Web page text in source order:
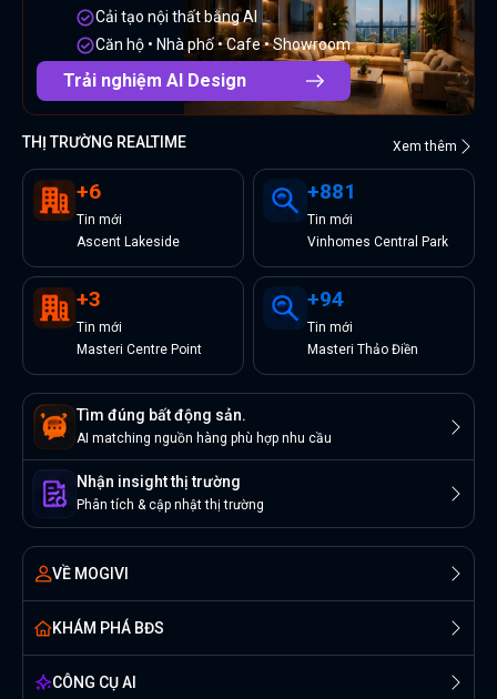
Cải tạo nội thất bằng AI
Căn hộ • Nhà phố • Cafe • Showroom
Trải nghiệm AI Design
THỊ TRƯỜNG REALTIME Xem thêm
+6
Tin mới
Ascent Lakeside
+881
Tin mới
Vinhomes Central Park
+3
Tin mới
Masteri Centre Point
+94
Tin mới
Masteri Thảo Điền
Tìm đúng bất động sản.
AI matching nguồn hàng phù hợp nhu cầu
Nhận insight thị trường
Phân tích & cập nhật thị trường
VỀ MOGIVI
KHÁM PHÁ BĐS
CÔNG CỤ AI